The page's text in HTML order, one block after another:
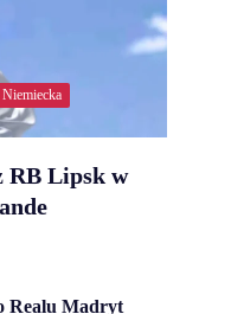
RB Lipsk w
Realu Madryt